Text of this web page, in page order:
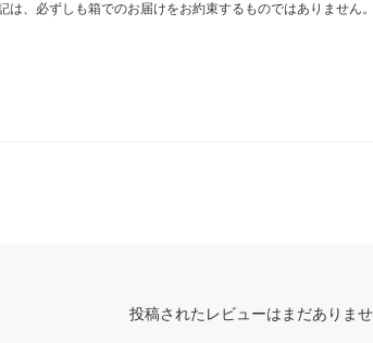
は、必ずしも箱でのお届けをお約束するものではありませ
投稿されたレビューはまだありませ